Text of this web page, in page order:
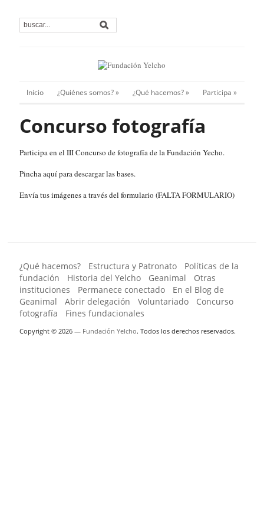
Inicio ¿Quiénes somos?» ¿Qué hacemos?» Participa »
Concurso fotografía
Participa en el III Concurso de fotografía de la Fundación Yecho.
Pincha aquí para descargar las bases.
Envía tus imágenes a través del formulario (FALTA FORMULARIO)
¿Qué hacemos? Estructura y Patronato
Políticas de la
fundación
Historia del Yelcho Geanimal
Otras
instituciones
Permanece conectado
En el Blog de
Geanimal
Abrir delegación Voluntariado
Concurso
fotografía
Fines fundacionales
Copyright © 2026 — Fundación Yelcho. Todos los derechos reservados.